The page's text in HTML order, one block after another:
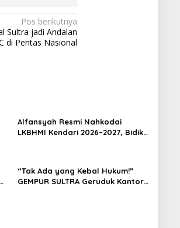
Pos berikutnya
Sultra jadi Andalan
di Pentas Nasional
Alfansyah Resmi Nahkodai
LKBHMI Kendari 2026–2027, Bidik
“Tak Ada yang Kebal Hukum!”
GEMPUR SULTRA Geruduk Kantor